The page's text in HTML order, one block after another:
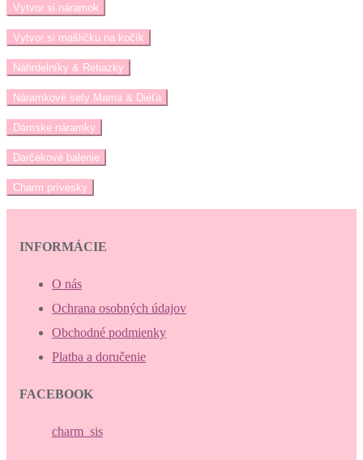
Vytvor si náramok
Vytvor si mašličku na kočík
Náhrdelníky & Retiazky
Náramkové sety Mama & Dieťa
Dámske náramky
Darčekové balenie
Charm prívesky
INFORMÁCIE
O nás
Ochrana osobných údajov
Obchodné podmienky
Platba a doručenie
FACEBOOK
charm_sis